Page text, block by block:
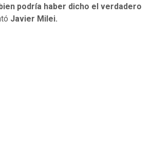
podría haber dicho el verdadero
Javier Milei.